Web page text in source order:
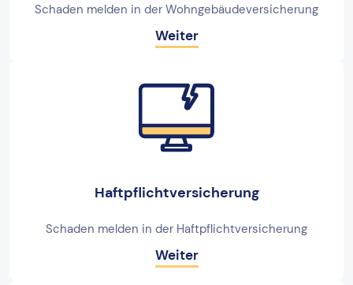
Schaden melden in der Wohngebäudeversicherung
Weiter
Haftpflichtversicherung
Schaden melden in der Haftpflichtversicherung
Weiter